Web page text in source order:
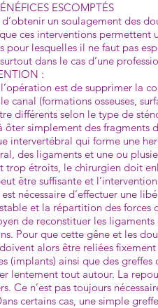
ESCOMPTÉS
un soulagement des
ces interventions permettent
pour lesquelles il ne faut pas
dans le cas d’une
:
est de supprimer la
canal (formations osseuses,
différents selon le type de
ôter simple­ment des fragments
intervertébral qui forme une
des ligaments et une ou
trop étroits, le chirurgien doit
être suffisante et l’intervention
nécessaire d’effectuer une
et la répartition des forces
de reconstituer les
Pour que cette gêne et les
alors être reliées
(implants) ainsi que des
lentement tout autour. La
Ce n’est pas toujours
certains cas, une simple